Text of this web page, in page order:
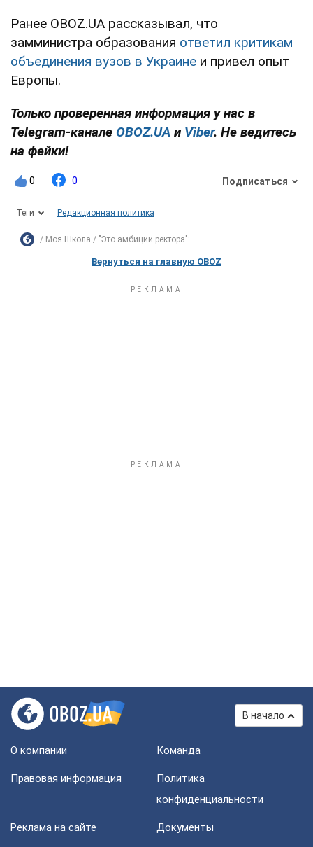
Ранее OBOZ.UA рассказывал, что
замминистра образования ответил критикам
объединения вузов в Украине и привел опыт
Европы.
Только проверенная информация у нас в
Telegram-канале OBOZ.UA и Viber. Не ведитесь
на фейки!
0 0 Подписаться
Теги Редакционная политика
Моя Школа "Это амбиции ректора":...
Вернуться на главную OBOZ
В начало
О компании Команда
Правовая информация
Политика
конфиденциальности
Реклама на сайте Документы